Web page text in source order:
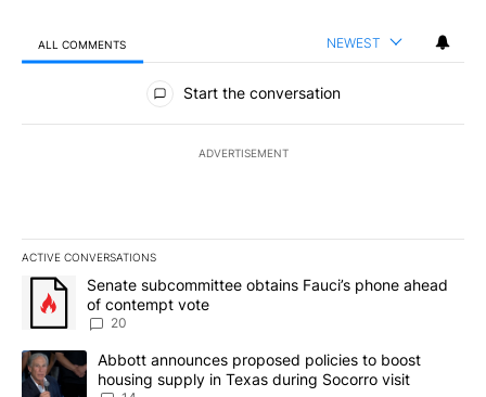
ALL COMMENTS NEWEST
All Comments
Start the conversation
ADVERTISEMENT
ACTIVE CONVERSATIONS
The following is a list of the most commented articles in the last
A trending article titled "Senate subcommittee obtains Fauci’s
Senate subcommittee obtains Fauci’s phone ahead
of contempt vote
20
A trending article titled "Abbott announces proposed policies to
Abbott announces proposed policies to boost
housing supply in Texas during Socorro visit